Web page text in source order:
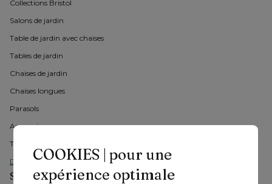
COOKIES | pour une
expérience optimale
Collections Bristol
Salons de jardin
Table de jardin avec chaises
Tables de jardin
Chaises de jardin
Chaises longues
Parasols
Accessoires
Tous les actions
Découvrez tous les meubles de jardin
Service clientèle